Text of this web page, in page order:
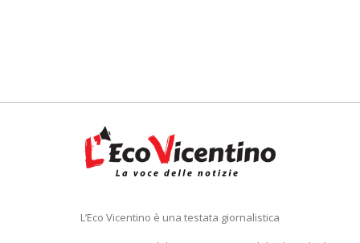
L’Eco Vicentino è una testata giornalistica